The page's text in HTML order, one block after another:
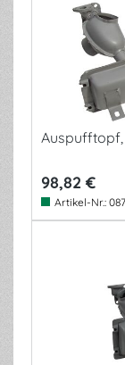
Auspufftopf,
98,82 €
Artikel-Nr.: